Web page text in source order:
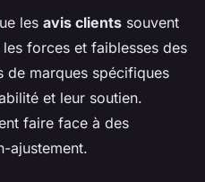
les avis clients souvent
forces et faiblesses des
de marques spécifiques
et leur soutien.
faire face à des
ajustement.